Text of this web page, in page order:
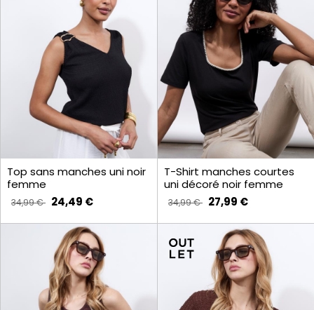
Top sans manches uni noir
femme
34,99 € 24,49 €
T-Shirt manches courtes
uni décoré noir femme
34,99 € 27,99 €